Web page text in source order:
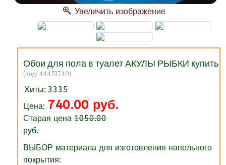
Увеличить изображение
Обои для пола в туалет АКУЛЫ РЫБКИ купить
(Код: 44451749)
Хиты: 3335
Цена: 740.00 руб.
Старая цена1050.00
руб.
ВЫБОР материала для изготовления напольного
покрытия: